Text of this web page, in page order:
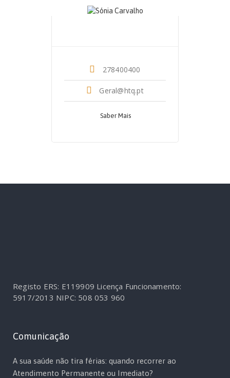
278400400
Geral@htq.pt
Saber Mais
Registo ERS: E119909 Licença Funcionamento:
5917/2013 NIPC: 508 053 960
Comunicação
A sua saúde não tira férias: quando recorrer ao
Atendimento Permanente ou Imediato?